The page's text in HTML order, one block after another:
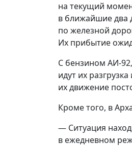
на текущий
в ближайшие два
по железной
Их прибытие
С бензином АИ-
идут их
их движение
Кроме того, в
— Ситуация
в ежедневном